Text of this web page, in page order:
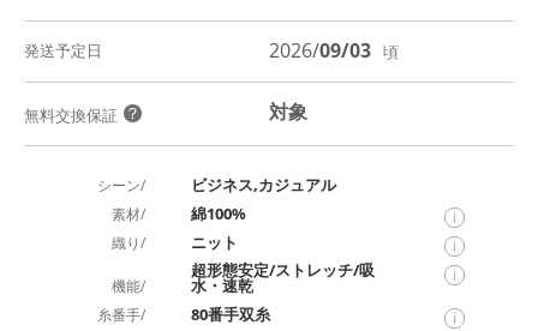
発送予定日 2026/09/03 頃
無料交換保証 ？ 対象
シーン/ ビジネス,カジュアル
素材/ 綿100% i
織り/ ニット i
機能/
超形態安定/ストレッチ/吸
水・速乾
i
糸番手/ 80番手双糸 i